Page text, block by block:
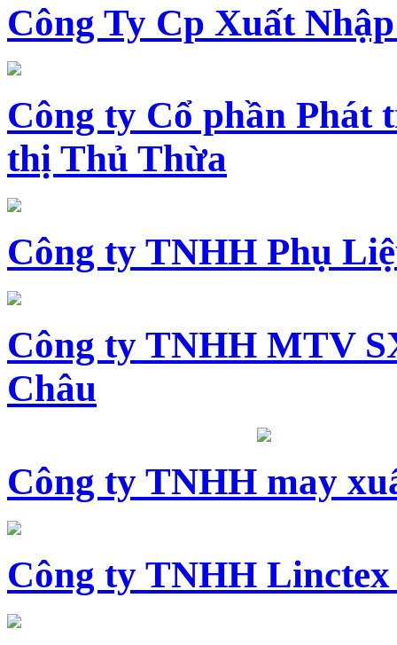
Công Ty Cp Xuất
Công ty Cổ phần Phát
thị Thủ Thừa
Công ty TNHH Phụ
Công ty TNHH MTV
Châu
Công ty TNHH may
Công ty TNHH Linctex